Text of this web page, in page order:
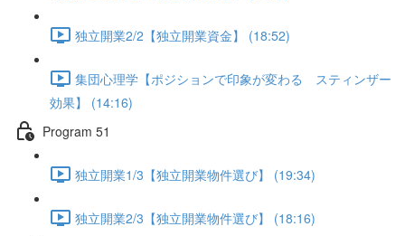
独立開業2/2【独立開業資金】 (18:52)
集団心理学【ポジションで印象が変わる スティンザー
効果】 (14:16)
Program 51
独立開業1/3【独立開業物件選び】 (19:34)
独立開業2/3【独立開業物件選び】 (18:16)